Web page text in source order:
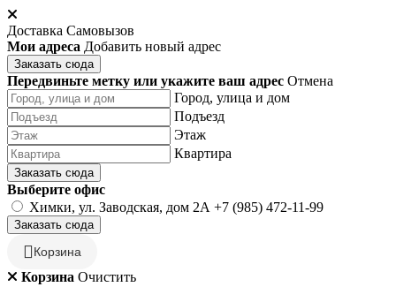
Доставка Самовызов
Мои адреса Добавить новый адрес
Заказать сюда
Передвиньте метку или укажите ваш адрес Отмена
Город, улица и дом
Подъезд
Этаж
Квартира
Заказать сюда
Выберите офис
Химки, ул. Заводская, дом 2А +7 (985) 472-11-99
Заказать сюда
Корзина
Корзина Очистить